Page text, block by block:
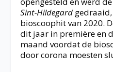
Sint-Hildegard
bioscoophit van 2020.
dit jaar in première en
maand voordat de
door corona moesten